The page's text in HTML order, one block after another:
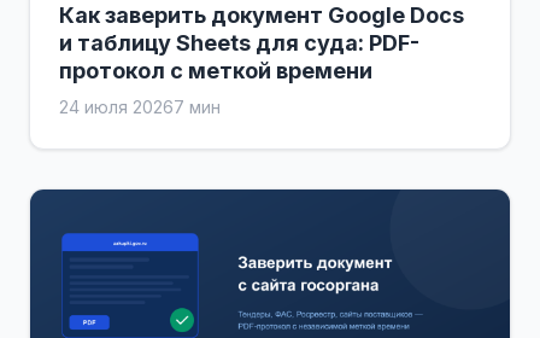
Как заверить документ Google Docs
и таблицу Sheets для суда: PDF-
протокол с меткой времени
24 июля 20267 мин